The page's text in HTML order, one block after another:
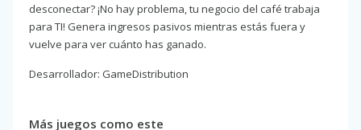
desconectar? ¡No hay problema, tu negocio del café trabaja
para TI! Genera ingresos pasivos mientras estás fuera y
vuelve para ver cuánto has ganado.
Desarrollador: GameDistribution
Más juegos como este